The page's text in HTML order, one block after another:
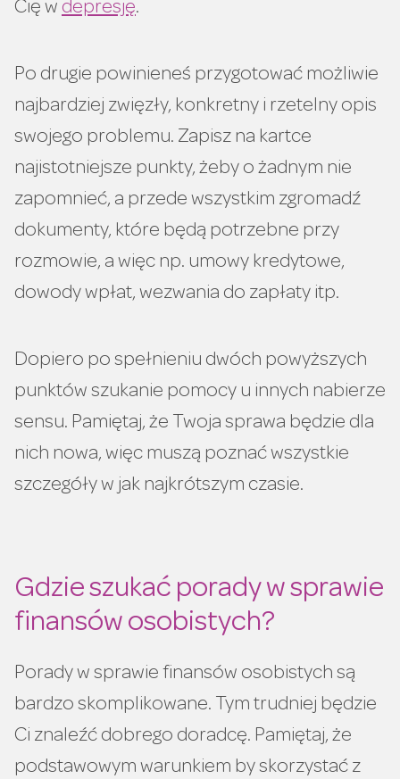
Cię w depresję.
Po drugie powinieneś przygotować możliwie
najbardziej zwięzły, konkretny i rzetelny opis
swojego problemu. Zapisz na kartce
najistotniejsze punkty, żeby o żadnym nie
zapomnieć, a przede wszystkim zgromadź
dokumenty, które będą potrzebne przy
rozmowie, a więc np. umowy kredytowe,
dowody wpłat, wezwania do zapłaty itp.
Dopiero po spełnieniu dwóch powyższych
punktów szukanie pomocy u innych nabierze
sensu. Pamiętaj, że Twoja sprawa będzie dla
nich nowa, więc muszą poznać wszystkie
szczegóły w jak najkrótszym czasie.
Gdzie szukać porady w sprawie
finansów osobistych?
Porady w sprawie finansów osobistych są
bardzo skomplikowane. Tym trudniej będzie
Ci znaleźć dobrego doradcę. Pamiętaj, że
podstawowym warunkiem by skorzystać z